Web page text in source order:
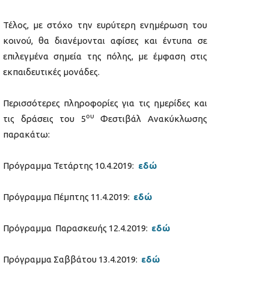
Τέλος, με στόχο την ευρύτερη ενημέρωση του
κοινού, θα διανέμονται αφίσες και έντυπα σε
επιλεγμένα σημεία της πόλης, με έμφαση στις
εκπαιδευτικές μονάδες.
Περισσότερες πληροφορίες για τις ημερίδες και
τις δράσεις του 5ου
Φεστιβάλ Ανακύκλωσης
παρακάτω:
Πρόγραμμα Τετάρτης 10.4.2019: εδώ
Πρόγραμμα Πέμπτης 11.4.2019: εδώ
Πρόγραμμα Παρασκευής 12.4.2019: εδώ
Πρόγραμμα Σαββάτου 13.4.2019: εδώ